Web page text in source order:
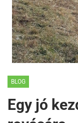
BLOG
Egy jó